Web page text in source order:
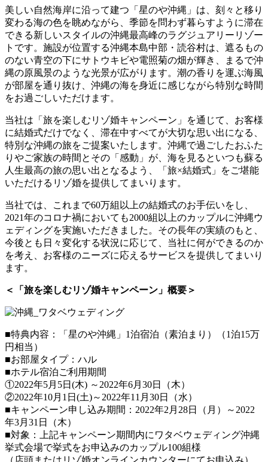
美しい自然海岸に沿って建つ「星のや沖縄」は、刻々と移り
変わる海の色を眺めながら、季節を問わず暮らすように滞在
できる新しいスタイルの沖縄最高峰のラグジュアリーリゾー
トです。施設が位置する沖縄本島中部・読谷村は、遮るもの
のない青空の下にサトウキビや電照菊の畑が輝き、まるで沖
縄の原風景のような光景が広がります。潮の香りを運ぶ海風
が部屋を通り抜け、沖縄の海を身近に感じながら特別な時間
をお過ごしいただけます。
当社は「旅を楽しむリゾ婚キャンペーン」を通じて、お客様
に結婚式だけでなく、滞在中すべてが大切な思い出になる、
特別な沖縄の旅をご提案いたします。沖縄で過ごしたおふた
りやご家族の時間とその「感動」が、海を見るといつも蘇る
人生最高の旅の思い出となるよう、「旅×結婚式」をご堪能
いただけるリゾ婚を提供してまいります。
当社では、これまで60万組以上の結婚式のお手伝いをし、
2021年のコロナ禍においても2000組以上のカップルに沖縄ウ
ェディングを実施いただきました。その長年の実績のもと、
今後とも日々変化する状況に応じて、当社に何ができるのか
を考え、お客様のニーズに応えるサービスを提供してまいり
ます。
＜「旅を楽しむリゾ婚キャンペーン」概要＞
■特典内容：「星のや沖縄」1泊宿泊（素泊まり）（1泊15万
円相当）
■お部屋タイプ：ハル
■ホテル宿泊ご利用期間
①2022年5月5日(木) ～2022年6月30日（木）
②2022年10月1日(土)～2022年11月30日（水）
■キャンペーン申し込み期間：2022年2月28日（月）～2022
年3月31日（木）
■対象：上記キャンペーン期間内にワタベウェディング沖縄
挙式会場で挙式をお申込みのカップル100組様
（店頭またはリゾ婚オンラインカウンターにてお申込み）